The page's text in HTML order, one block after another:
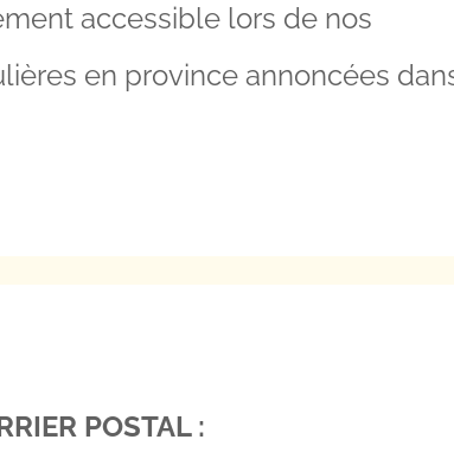
accessible lors de nos
en province annoncées
POSTAL :